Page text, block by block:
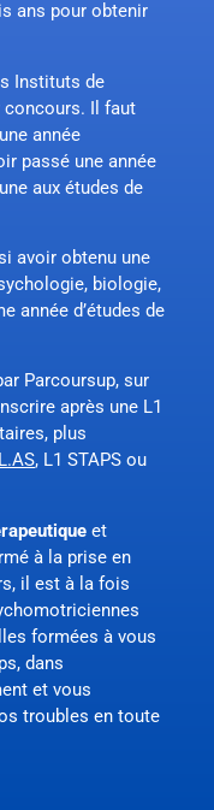
ans pour obtenir
Instituts de
concours. Il faut
année
passé une année
aux études de
avoir obtenu une
biologie,
année d’études de
Parcoursup, sur
après une L1
plus
, L1 STAPS ou
et
à la prise en
il est à la fois
formées à vous
dans
et vous
troubles en toute